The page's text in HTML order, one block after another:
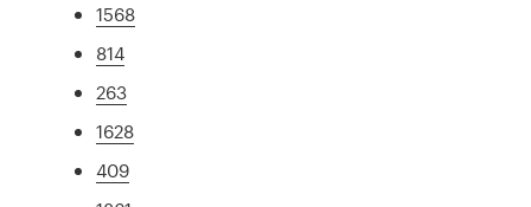
1568
814
263
1628
409